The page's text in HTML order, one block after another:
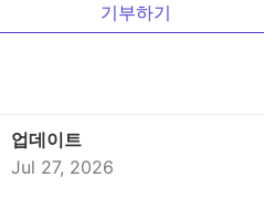
기부하기
업데이트
Jul 27, 2026